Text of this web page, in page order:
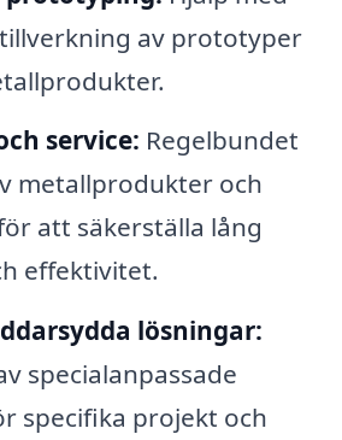
av prototyper
service: Regelbundet
metallprodukter och
att säkerställa lång
effektivitet.
lösningar:
specialanpassade
specifika projekt och